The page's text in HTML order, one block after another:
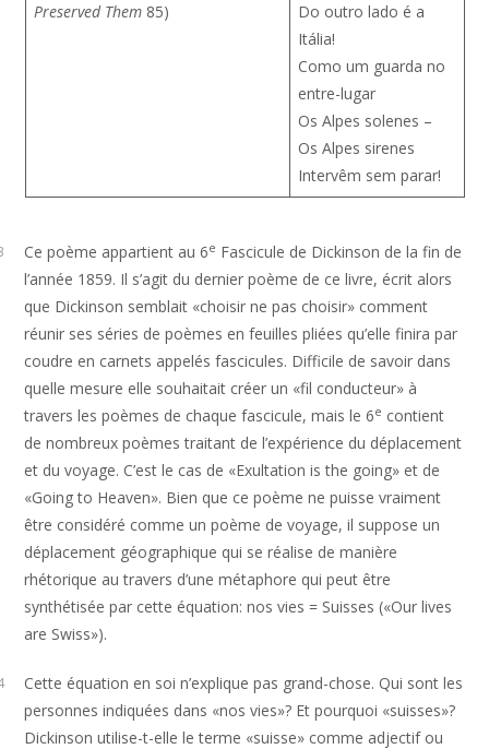
Preserved Them85)
Do outro lado é a
Itália!
Como um guarda no
entre-lugar
Os Alpes solenes –
Os Alpes sirenes
Intervêm sem parar!
Ce poème appartient au 6e Fascicule de Dickinson de la fin de
l’année 1859. Il s’agit du dernier poème de ce livre, écrit alors
que Dickinson semblait «choisir ne pas choisir» comment
réunir ses séries de poèmes en feuilles pliées qu’elle finira par
coudre en carnets appelés fascicules. Difficile de savoir dans
quelle mesure elle souhaitait créer un «fil conducteur» à
travers les poèmes de chaque fascicule, mais le 6e contient
de nombreux poèmes traitant de l’expérience du déplacement
et du voyage. C’est le cas de «Exultation is the going» et de
«Going to Heaven». Bien que ce poème ne puisse vraiment
être considéré comme un poème de voyage, il suppose un
déplacement géographique qui se réalise de manière
rhétorique au travers d’une métaphore qui peut être
synthétisée par cette équation: nos vies = Suisses («Our lives
are Swiss»).
Cette équation en soi n’explique pas grand-chose. Qui sont les
personnes indiquées dans «nos vies»? Et pourquoi «suisses»?
Dickinson utilise-t-elle le terme «suisse» comme adjectif ou